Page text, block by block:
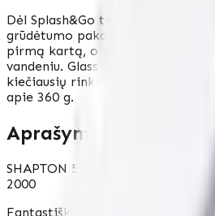
Dėl Splash&Go technologijos šį
grūdėtumo pakanka pamirkyti
pirmą kartą, o vėliau tereikia
vandeniu. Glass Stone serijos
kiečiausių rinkoje. Matmenys:
apie 360 g.
Aprašymas
SHAPTON 50302 vandens akmuo
2000
Fantastiška SHAPTON prekės